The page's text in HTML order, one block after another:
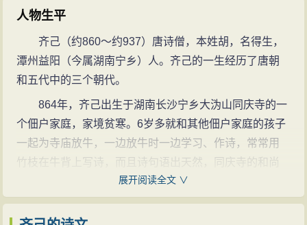
人物生平
齐己（约860～约937）唐诗僧，本姓胡，名得生，
潭州益阳（今属湖南宁乡）人。齐己的一生经历了唐朝
和五代中的三个朝代。
864年，齐己出生于湖南长沙宁乡大沩山同庆寺的一
个佃户家庭，家境贫寒。6岁多就和其他佃户家庭的孩子
一起为寺庙放牛，一边放牛时一边学习、作诗，常常用
竹枝在牛背上写诗，而且诗句语出天然，同庆寺的和尚
们为寺庙声誉，便劝说齐己出家为僧，拜荆南宗教领袖
仰山大师慧寂为师傅。
展开阅读全文 ∨